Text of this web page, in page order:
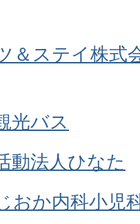
＆ステイ株式
光バス
動法人ひなた
おか内科小児